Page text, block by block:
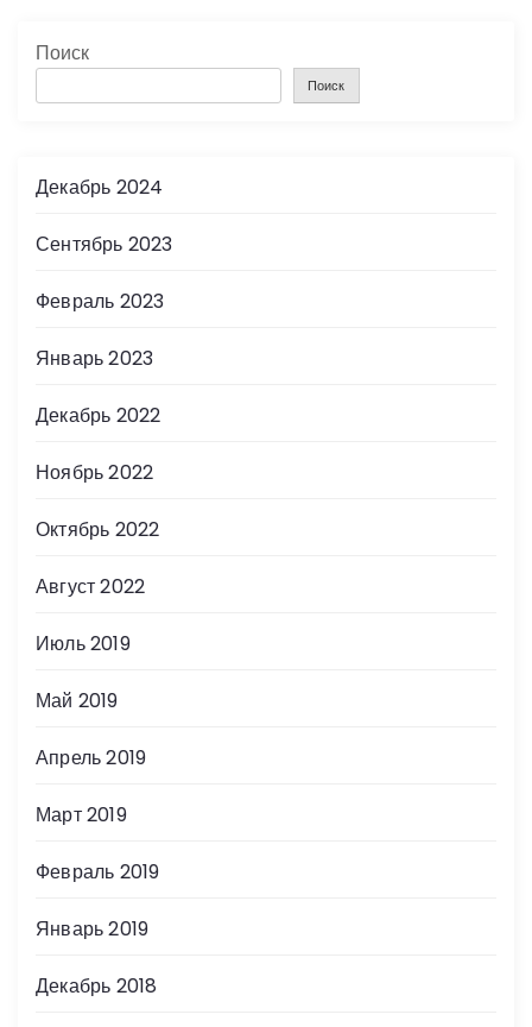
Поиск
Поиск
Декабрь 2024
Сентябрь 2023
Февраль 2023
Январь 2023
Декабрь 2022
Ноябрь 2022
Октябрь 2022
Август 2022
Июль 2019
Май 2019
Апрель 2019
Март 2019
Февраль 2019
Январь 2019
Декабрь 2018